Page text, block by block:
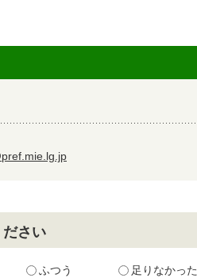
さい
ふつう 足りなかった